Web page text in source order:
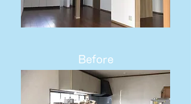
Before